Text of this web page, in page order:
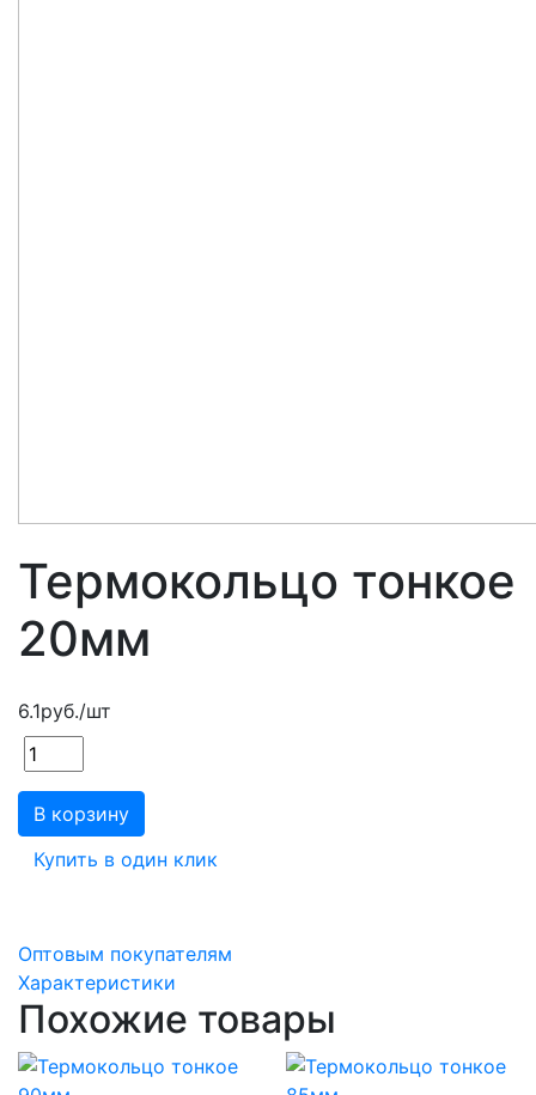
Термокольцо тонкое
20мм
6.1руб./шт
В корзину
Купить в один клик
Оптовым покупателям
Характеристики
Похожие товары